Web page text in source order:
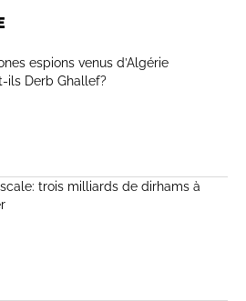
espions venus d’Algérie
ils Derb Ghallef?
trois milliards de dirhams à